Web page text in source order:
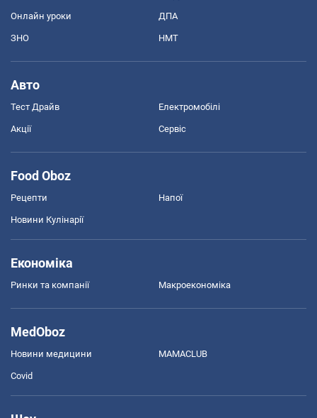
Онлайн уроки ДПА
ЗНО НМТ
Авто
Тест Драйв Електромобілі
Акції Сервіс
Food Oboz
Рецепти Напої
Новини Кулінарії
Економіка
Ринки та компанії Макроекономіка
MedOboz
Новини медицини MAMACLUB
Covid